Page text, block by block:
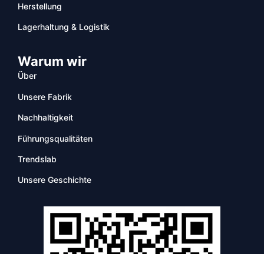
Herstellung
Lagerhaltung & Logistik
Warum wir
Über
Unsere Fabrik
Nachhaltigkeit
Führungsqualitäten
Trendslab
Unsere Geschichte